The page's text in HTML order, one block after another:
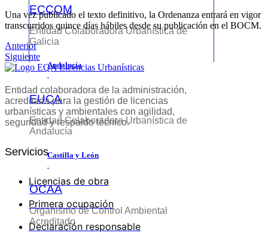
ECCOM
Entidad Colaboradora Urbanística de
Galicia
Andalucía
EUCA
Entidad Colaboradora Urbanística de
Andalucía
Castilla y León
OCAA
Organismo de Control Ambiental
Acreditado
Una vez publicado el texto definitivo, la Ordenanza entrará en vigor
transcurridos quince días hábiles desde su publicación en el BOCM.
Navegación
de
entradas
Anterior
Siguiente
Entidad colaboradora de la administración,
acreditada para la gestión de licencias
urbanísticas y ambientales con agilidad,
seguridad y respaldo técnico.
Servicios
Licencias de obra
Primera ocupación
Declaración responsable